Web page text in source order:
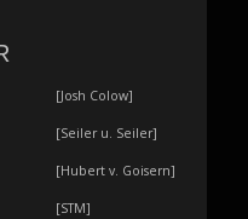
[Josh Colow]
[Seiler u. Seiler]
[Hubert v. Goisern]
[STM]